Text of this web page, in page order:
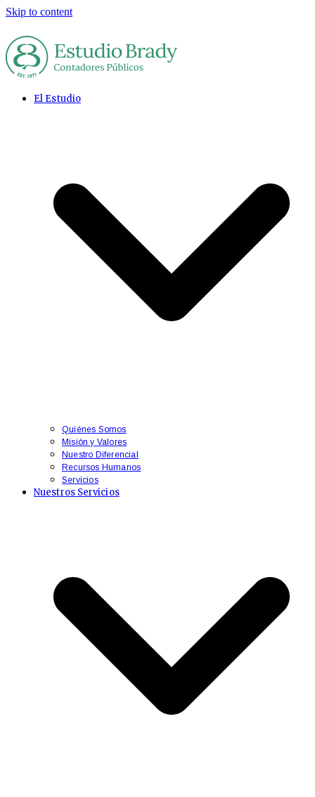
Skip to content
El Estudio
Quiénes Somos
Misión y Valores
Nuestro Diferencial
Recursos Humanos
Servicios
Nuestros Servicios